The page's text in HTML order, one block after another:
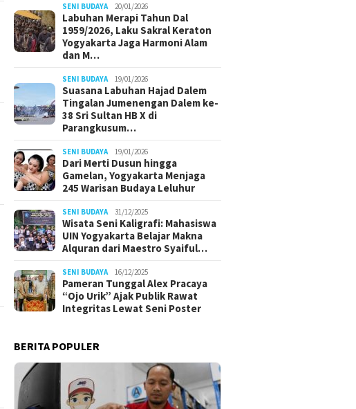
SENI BUDAYA 20/01/2026
Labuhan Merapi Tahun Dal
1959/2026, Laku Sakral Keraton
Yogyakarta Jaga Harmoni Alam
dan M…
SENI BUDAYA 19/01/2026
Suasana Labuhan Hajad Dalem
Tingalan Jumenengan Dalem ke-
38 Sri Sultan HB X di
Parangkusum…
SENI BUDAYA 19/01/2026
Dari Merti Dusun hingga
Gamelan, Yogyakarta Menjaga
245 Warisan Budaya Leluhur
SENI BUDAYA 31/12/2025
Wisata Seni Kaligrafi: Mahasiswa
UIN Yogyakarta Belajar Makna
Alquran dari Maestro Syaiful…
SENI BUDAYA 16/12/2025
Pameran Tunggal Alex Pracaya
“Ojo Urik” Ajak Publik Rawat
Integritas Lewat Seni Poster
BERITA POPULER